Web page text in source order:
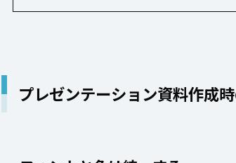
プレゼンテーション資料作成